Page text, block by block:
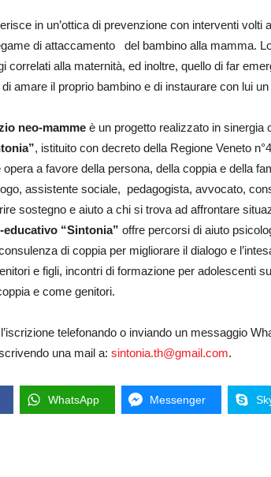
in un’ottica di prevenzione con interventi
di attaccamento del bambino alla mamma.
correlati alla maternità, ed inoltre, quello di far
amare il proprio bambino e di instaurare con lui
neo-mamme è un progetto realizzato in sinergia
”, istituito con decreto della Regione Veneto
a favore della persona, della coppia e della
assistente sociale, pedagogista, avvocato,
sostegno e aiuto a chi si trova ad affrontare
“Sintonia” offre percorsi di aiuto
di coppia per migliorare il dialogo e
e figli, incontri di formazione per adolescenti
e come genitori.
telefonando o inviando un messaggio
una mail a: sintonia.th@gmail.com.
WhatsApp Messenger